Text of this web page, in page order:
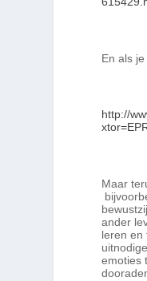
En als
http://
Maar
ander
leren en
emoties